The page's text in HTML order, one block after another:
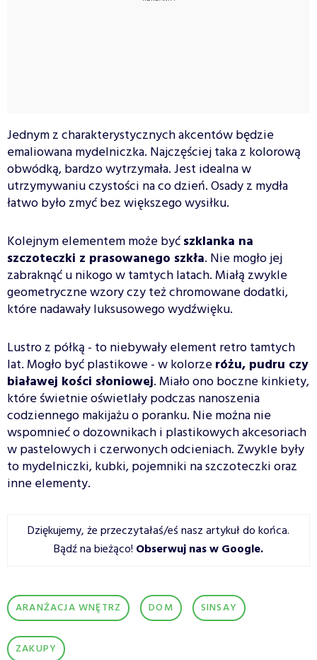
Jednym z charakterystycznych akcentów będzie
emaliowana mydelniczka. Najczęściej taka z kolorową
obwódką, bardzo wytrzymała. Jest idealna w
utrzymywaniu czystości na co dzień. Osady z mydła
łatwo było zmyć bez większego wysiłku.
Kolejnym elementem może byćszklanka na
szczoteczki z prasowanego szkła. Nie mogło jej
zabraknąć u nikogo w tamtych latach. Miałą zwykle
geometryczne wzory czy też chromowane dodatki,
które nadawały luksusowego wydźwięku.
Lustro z półką - to niebywały element retro tamtych
lat. Mogło być plastikowe - w kolorzeróżu, pudru czy
białawej kości słoniowej. Miało ono boczne kinkiety,
które świetnie oświetlały podczas nanoszenia
codziennego makijażu o poranku. Nie można nie
wspomnieć o dozownikach i plastikowych akcesoriach
w pastelowych i czerwonych odcieniach. Zwykle były
to mydelniczki, kubki, pojemniki na szczoteczki oraz
inne elementy.
Dziękujemy, że przeczytałaś/eś nasz artykuł do końca.
Bądź na bieżąco! Obserwuj nas w Google.
ARANŻACJA WNĘTRZ DOM SINSAY
ZAKUPY